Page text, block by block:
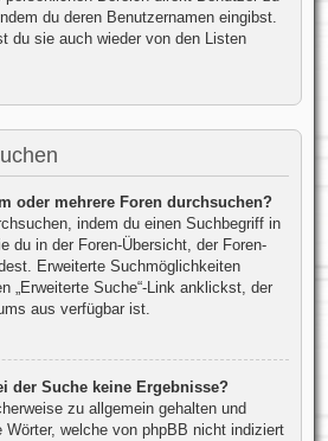
du deren Benutzernamen eingibst.
du sie auch wieder von den Listen
oder mehrere Foren durchsuchen?
indem du einen Suchbegriff in
du in der Foren-Übersicht, der Foren-
Erweiterte Suchmöglichkeiten
„Erweiterte Suche“-Link anklickst, der
aus verfügbar ist.
der Suche keine Ergebnisse?
zu allgemein gehalten und
Wörter, welche von phpBB nicht indiziert